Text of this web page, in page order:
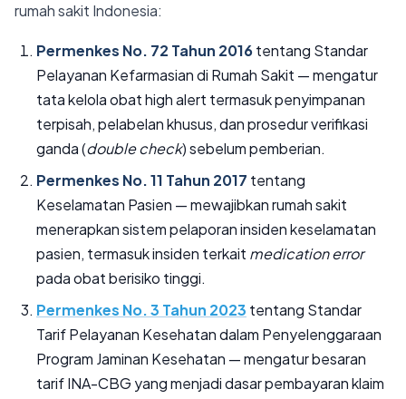
rumah sakit Indonesia:
Permenkes No. 72 Tahun 2016tentang Standar
Pelayanan Kefarmasian di Rumah Sakit — mengatur
tata kelola obat high alert termasuk penyimpanan
terpisah, pelabelan khusus, dan prosedur verifikasi
ganda (double check) sebelum pemberian.
Permenkes No. 11 Tahun 2017 tentang
Keselamatan Pasien — mewajibkan rumah sakit
menerapkan sistem pelaporan insiden keselamatan
pasien, termasuk insiden terkait medication error
pada obat berisiko tinggi.
Permenkes No. 3 Tahun 2023 tentang Standar
Tarif Pelayanan Kesehatan dalam Penyelenggaraan
Program Jaminan Kesehatan — mengatur besaran
tarif INA-CBG yang menjadi dasar pembayaran klaim